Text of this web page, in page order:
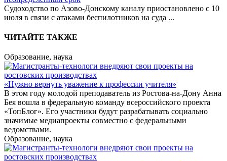
Судоходство по Азово-Донскому каналу приостановлено с 10
июля в связи с атаками беспилотников на суда ...
ЧИТАЙТЕ ТАКЖЕ
Образование, наука
«Нужно вернуть уважение к профессии учителя»
В этом году молодой преподаватель из Ростова-на-Дону Анна
Бея вошла в федеральную команду всероссийского проекта
«ТопБлог». Его участники будут разрабатывать социально
значимые медиапроекты совместно с федеральными
ведомствами.
Образование, наука